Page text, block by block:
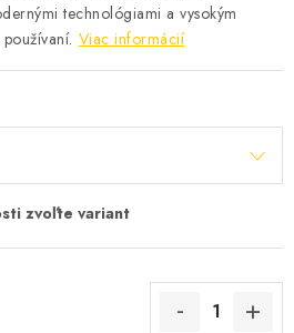
technológiami a vysokým
Viac informácií